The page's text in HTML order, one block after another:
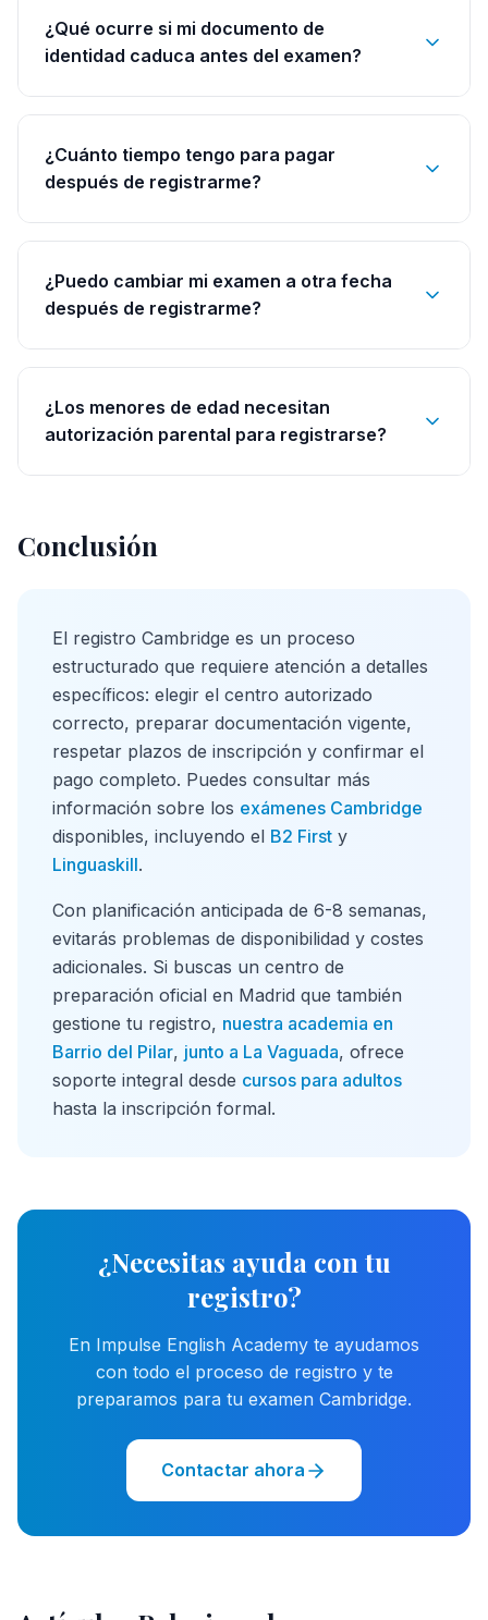
¿Qué ocurre si mi documento de
identidad caduca antes del examen?
¿Cuánto tiempo tengo para pagar
después de registrarme?
¿Puedo cambiar mi examen a otra fecha
después de registrarme?
¿Los menores de edad necesitan
autorización parental para registrarse?
Conclusión
El registro Cambridge es un proceso
estructurado que requiere atención a detalles
específicos: elegir el centro autorizado
correcto, preparar documentación vigente,
respetar plazos de inscripción y confirmar el
pago completo. Puedes consultar más
información sobre los exámenes Cambridge
disponibles, incluyendo el B2 First y
Linguaskill.
Con planificación anticipada de 6-8 semanas,
evitarás problemas de disponibilidad y costes
adicionales. Si buscas un centro de
preparación oficial en Madrid que también
gestione tu registro, nuestra academia en
Barrio del Pilar, junto a La Vaguada, ofrece
soporte integral desde cursos para adultos
hasta la inscripción formal.
¿Necesitas ayuda con tu
registro?
En Impulse English Academy te ayudamos
con todo el proceso de registro y te
preparamos para tu examen Cambridge.
Contactar ahora